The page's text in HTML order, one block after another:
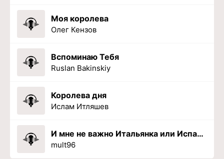
Моя королева
Олег Кензов
Вспоминаю Тебя
Ruslan Bakinskiy
Королева дня
Ислам Итляшев
И мне не важно Итальянка или Испанка
mult96